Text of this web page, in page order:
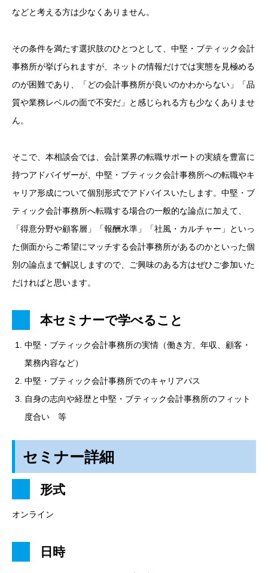
などと考える方は少なくありません。
その条件を満たす選択肢のひとつとして、中堅・ブティック会計
事務所が挙げられますが、ネットの情報だけでは実態を見極める
のが困難であり、「どの会計事務所が良いのかわからない」「品
質や業務レベルの面で不安だ」と感じられる方も少なくありませ
ん。
そこで、本相談会では、会計業界の転職サポートの実績を豊富に
持つアドバイザーが、中堅・ブティック会計事務所への転職やキ
ャリア形成について個別形式でアドバイスいたします。中堅・ブ
ティック会計事務所へ転職する場合の一般的な論点に加えて、
「得意分野や顧客層」「報酬水準」「社風・カルチャー」といっ
た側面からご希望にマッチする会計事務所があるのかといった個
別の論点まで解説しますので、ご興味のある方はぜひご参加いた
だければと思います。
本セミナーで学べること
中堅・ブティック会計事務所の実情（働き方、年収、顧客・
業務内容など）
中堅・ブティック会計事務所でのキャリアパス
自身の志向や経歴と中堅・ブティック会計事務所のフィット
度合い 等
セミナー詳細
形式
オンライン
日時